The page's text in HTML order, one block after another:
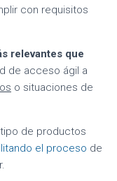
con requisitos
relevantes que
de acceso ágil a
o situaciones de
de productos
el proceso de